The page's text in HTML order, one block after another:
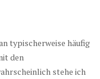
typischerweise häufig
den
stehe ich